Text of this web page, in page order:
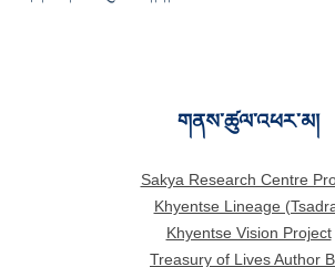
གནས་ཚུལ་འཕར་མ།
Sakya Research Centre
Khyentse Lineage
Khyentse Vision Project
Treasury of Lives Author